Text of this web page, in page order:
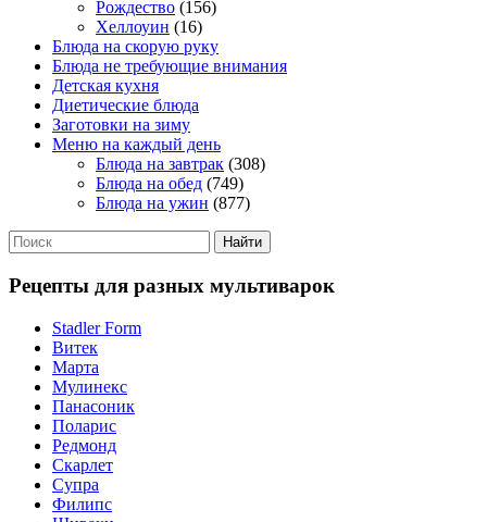
Рождество (156)
Хеллоуин (16)
Блюда на скорую руку
Блюда не требующие внимания
Детская кухня
Диетические блюда
Заготовки на зиму
Меню на каждый день
Блюда на завтрак (308)
Блюда на обед (749)
Блюда на ужин (877)
Рецепты для разных мультиварок
Stadler Form
Витек
Марта
Мулинекс
Панасоник
Поларис
Редмонд
Скарлет
Супра
Филипс